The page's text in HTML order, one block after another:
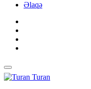
Əlaqə
Turan